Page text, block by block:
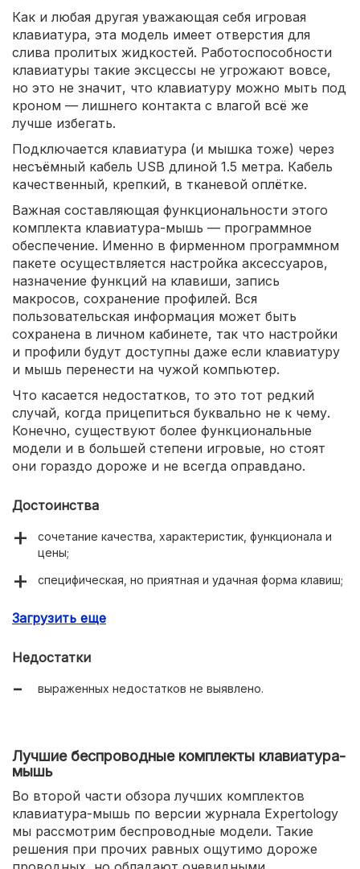
Как и любая другая уважающая себя игровая
клавиатура, эта модель имеет отверстия для
слива пролитых жидкостей. Работоспособности
клавиатуры такие эксцессы не угрожают вовсе,
но это не значит, что клавиатуру можно мыть под
кроном — лишнего контакта с влагой всё же
лучше избегать.
Подключается клавиатура (и мышка тоже) через
несъёмный кабель USB длиной 1.5 метра. Кабель
качественный, крепкий, в тканевой оплётке.
Важная составляющая функциональности этого
комплекта клавиатура-мышь — программное
обеспечение. Именно в фирменном программном
пакете осуществляется настройка аксессуаров,
назначение функций на клавиши, запись
макросов, сохранение профилей. Вся
пользовательская информация может быть
сохранена в личном кабинете, так что настройки
и профили будут доступны даже если клавиатуру
и мышь перенести на чужой компьютер.
Что касается недостатков, то это тот редкий
случай, когда прицепиться буквально не к чему.
Конечно, существуют более функциональные
модели и в большей степени игровые, но стоят
они гораздо дороже и не всегда оправдано.
Достоинства
сочетание качества, характеристик, функционала и
цены;
специфическая, но приятная и удачная форма клавиш;
кабели в тканевой оплётке;
простое, удобное и функциональное ПО.
Загрузить еще
Недостатки
выраженных недостатков не выявлено.
Лучшие беспроводные комплекты клавиатура-
мышь
Во второй части обзора лучших комплектов
клавиатура-мышь по версии журнала Expertology
мы рассмотрим беспроводные модели. Такие
решения при прочих равных ощутимо дороже